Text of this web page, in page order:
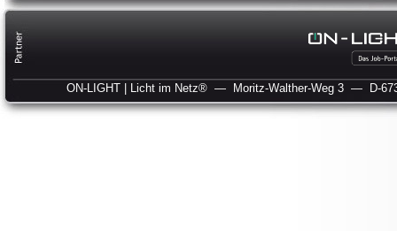
ON-LIGHT | Licht im Netz® — Moritz-Walther-Weg 3 — D-